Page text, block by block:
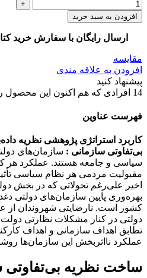
افزودن به سبد خرید
ارسال رایگان با سفارش خرید کتاب بیش از
مقایسه
افزودن به علاقه مندی
پیشنهاد کنید
14 افرادی که هم اکنون این محصول
فهرست عناوین
کاربرد استراتژی پژوهشی نظریه
بی‌تفاوتی سازمانی : سازمان‌های
سیاسی و جامعه هستند. عملکرد هر
مقبولیت مردمی هر نظام سیاسی
اخیر علی‌رغم تحولاتی که در بخش
بهر‌‌ه‌وری پایین سازمان‌های دولتی
کشور است. نارضایتی شهروندان از
دولتی در کنار مشکلات نظارتی
تطابق اهداف سازمانی و اهداف
عملکرد نااثر‌بخش این سازمان‌ها
ساخت نظریه بی‌تفاوتی